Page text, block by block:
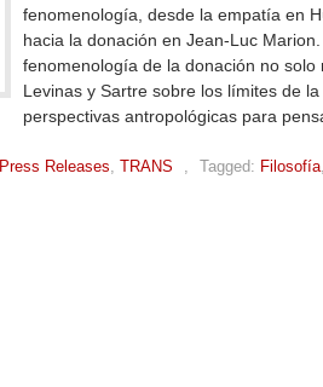
fenomenología, desde la empatía en
hacia la donación en Jean-Luc
fenomenología de la donación no
Levinas y Sartre sobre los límites de
perspectivas antropológicas para
Press Releases, TRANS , Tagged: Filosofía